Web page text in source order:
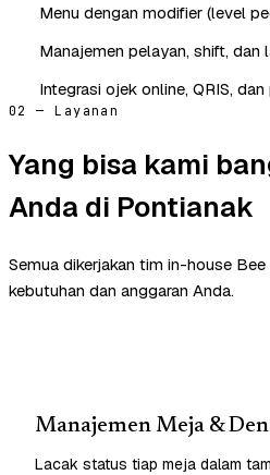
Menu dengan modifier (level
Manajemen pelayan, shift, dan
Integrasi ojek online, QRIS,
02 — Layanan
Yang bisa kami
Anda di Pontianak
Semua dikerjakan tim in-house
kebutuhan dan anggaran Anda.
Manajemen Meja &
Lacak status tiap meja dalam